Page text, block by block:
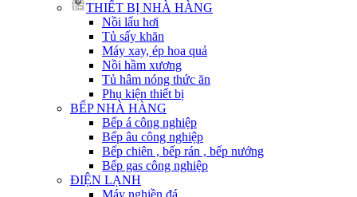
THIẾT BỊ NHÀ HÀNG
Nồi lẩu hơi
Tủ sấy khăn
Máy xay, ép hoa quả
Nồi hầm xương
Tủ hâm nóng thức ăn
Phụ kiện thiết bị
BẾP NHÀ HÀNG
Bếp á công nghiệp
Bếp âu công nghiệp
Bếp chiên , bếp rán , bếp nướng
Bếp gas công nghiệp
ĐIỆN LẠNH
Máy nghiền đá